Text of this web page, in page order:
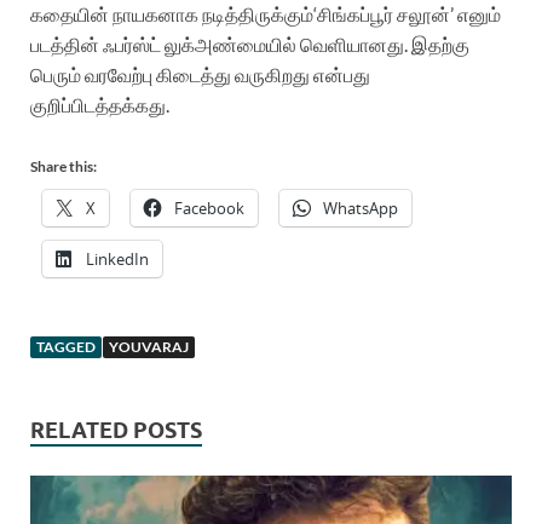
கதையின் நாயகனாகநடித்திருக்கும்‘சிங்கப்பூர்சலூன்’எனும்
படத்தின் ஃபர்ஸ்ட் லுக்அண்மையில் வெளியானது இதற்கு
பெரும்வரவேற்பு கிடைத்து வருகிறது என்பது
குறிப்பிடத்தக்கது
Share this:
X Facebook WhatsApp
LinkedIn
TAGGED YOUVARAJ
RELATED POSTS